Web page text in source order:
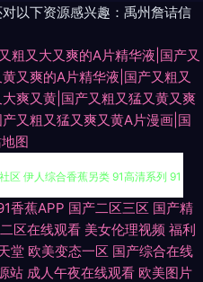
以下资源感兴趣：禹州詹诘信
粗又大又爽的A片精华液|国产又
又爽的A片精华液|国产又粗又
爽又黄|国产又粗又猛又黄又爽
又粗又猛又爽又黄A片漫画|国
图
成人AV导航 日韩人妻无码同性 三级
区 伊人综合香蕉另类 91高清系列 91
香蕉APP 国产二区三区 国产精
区在线观看 美女伦理视频 福利
堂 欧美变态一区 国产综合在线
站 成人午夜在线观看 欧美图片